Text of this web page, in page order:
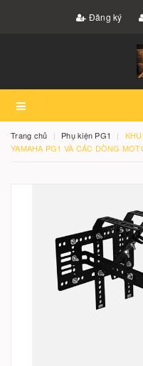
Đăng ký
Trang chủ Phụ kiện PG1
YAMAHA PG1 VÀ CÁC DÒNG